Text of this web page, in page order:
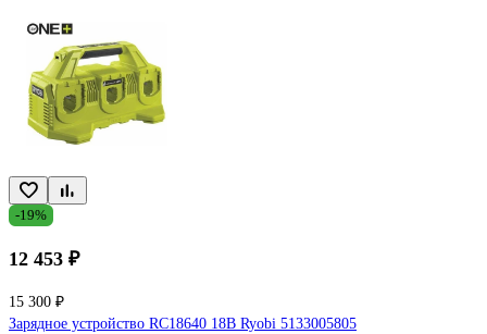
-19%
12 453 ₽
15 300 ₽
Зарядное устройство RC18640 18В Ryobi 5133005805